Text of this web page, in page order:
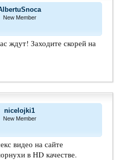
New Member
ждут! Заходите скорей на
nicelojki1
New Member
видео на сайте
в HD качестве.